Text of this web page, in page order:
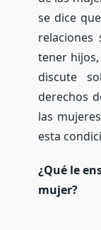
se dice
tener
discute
derechos
las
esta
¿Qué le
mujer?